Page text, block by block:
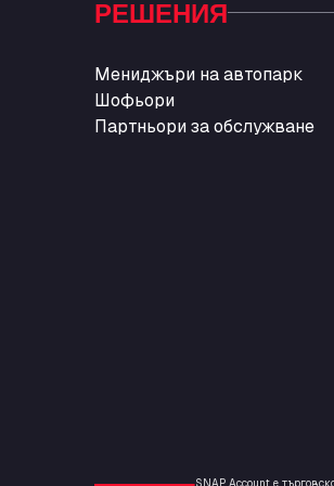
РЕШЕНИЯ
Мениджъри на автопарк
Шофьори
Партньори за обслужване